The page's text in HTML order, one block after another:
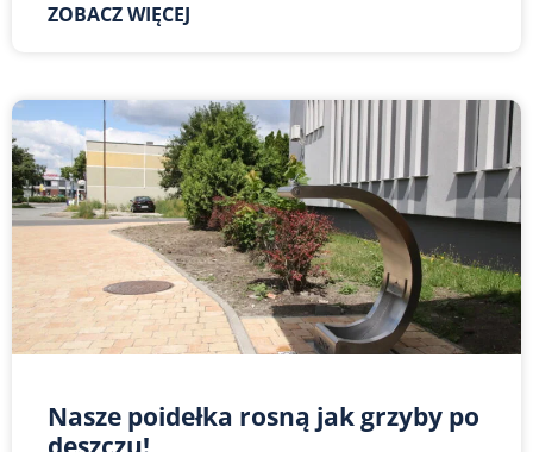
ZOBACZ WIĘCEJ
Nasze poidełka rosną jak grzyby po